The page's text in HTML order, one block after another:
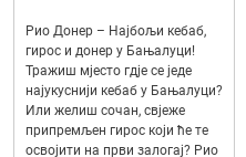
Рио Донер – Најбољи кебаб,
гирос и донер у Бањалуци!
Тражиш мјесто гд‌је се једе
најукуснији кебаб у Бањалуци?
Или желиш сочан, свјеже
припремљен гирос који ће те
освојити на први залогај? Рио